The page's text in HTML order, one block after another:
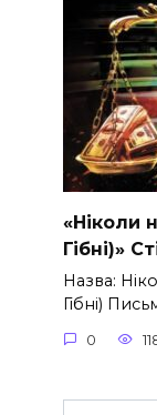
«Ніколи
Гібні)»
Назва:
Гібні)
0